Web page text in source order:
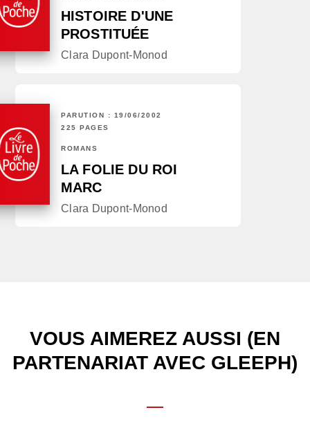
HISTOIRE D'UNE
PROSTITUÉE
Clara Dupont-Monod
PARUTION : 19/06/2002
225 PAGES
ROMANS
LA FOLIE DU ROI
MARC
Clara Dupont-Monod
VOUS AIMEREZ AUSSI (EN
PARTENARIAT AVEC GLEEPH)